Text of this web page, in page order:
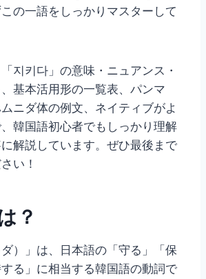
の一語をしっかりマスターして
지키다」の意味・ニュアンス・
基本活用形の一覧表、パンマ
ニダ体の例文、ネイティブがよ
韓国語初心者でもしっかり理解
解説しています。ぜひ最後まで
い！
？
ダ）」は、日本語の「守る」「保
る」に相当する韓国語の動詞で